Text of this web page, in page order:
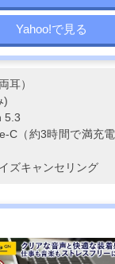
Yahoo!で見る
耳）
)
5.3
C（約3時間で満充
ズキャンセリング